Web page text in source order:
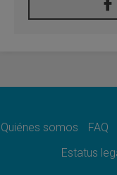
León
el
Quiénes somos FAQ
Estatus